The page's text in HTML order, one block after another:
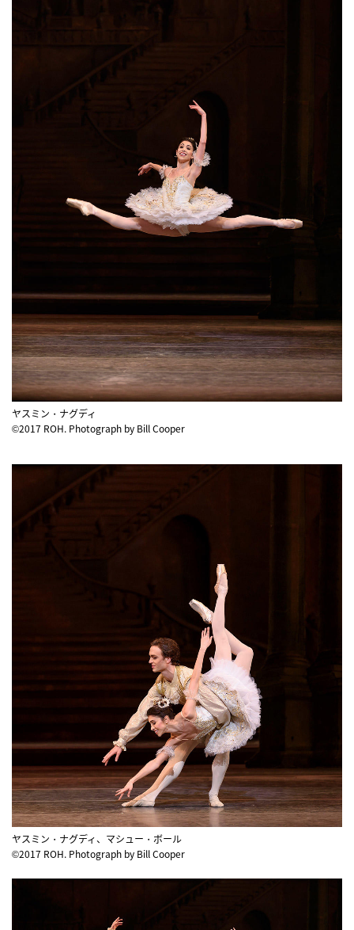
ヤスミン・ナグディ
©2017 ROH. Photograph by Bill Cooper
ヤスミン・ナグディ、マシュー・ボール
©2017 ROH. Photograph by Bill Cooper